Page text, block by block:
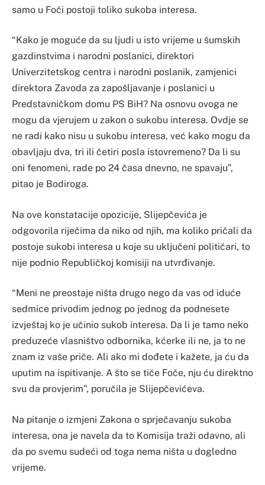
samo u Foči postoji toliko sukoba interesa.
“Kako je moguće da su ljudi u isto vrijeme u šumskih
gazdinstvima i narodni poslanici, direktori
Univerzitetskog centra i narodni poslanik, zamjenici
direktora Zavoda za zapošljavanje i poslanici u
Predstavničkom domu PS BiH? Na osnovu ovoga ne
mogu da vjerujem u zakon o sukobu interesa. Ovdje se
ne radi kako nisu u sukobu interesa, već kako mogu da
obavljaju dva, tri ili četiri posla istovremeno? Da li su
oni fenomeni, rade po 24 časa dnevno, ne spavaju”,
pitao je Bodiroga.
Na ove konstatacije opozicije, Slijepčevića je
odgovorila riječima da niko od njih, ma koliko pričali da
postoje sukobi interesa u koje su uključeni političari, to
nije podnio Republičkoj komisiji na utvrđivanje.
“Meni ne preostaje ništa drugo nego da vas od iduće
sedmice privodim jednog po jednog da podnesete
izvještaj ko je učinio sukob interesa. Da li je tamo neko
preduzeće vlasništvo odbornika, kćerke ili ne, ja to ne
znam iz vaše priče. Ali ako mi dođete i kažete, ja ću da
uputim na ispitivanje. A što se tiče Foče, nju ću direktno
svu da provjerim”, poručila je Slijepčevićeva.
Na pitanje o izmjeni Zakona o sprječavanju sukoba
interesa, ona je navela da to Komisija traži odavno, ali
da po svemu sudeći od toga nema ništa u dogledno
vrijeme.